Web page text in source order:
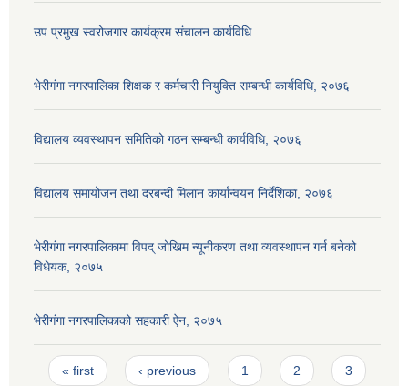
उप प्रमुख स्वरोजगार कार्यक्रम संचालन कार्यविधि
भेरीगंगा नगरपालिका शिक्षक र कर्मचारी नियुक्ति सम्बन्धी कार्यविधि, २०७६
विद्यालय व्यवस्थापन समितिको गठन सम्बन्धी कार्यविधि, २०७६
विद्यालय समायोजन तथा दरबन्दी मिलान कार्यान्वयन निर्देशिका, २०७६
भेरीगंगा नगरपालिकामा विपद् जोखिम न्यूनीकरण तथा व्यवस्थापन गर्न बनेको
विधेयक, २०७५
भेरीगंगा नगरपालिकाको सहकारी ऐन, २०७५
Pages
« first ‹ previous 1 2 3